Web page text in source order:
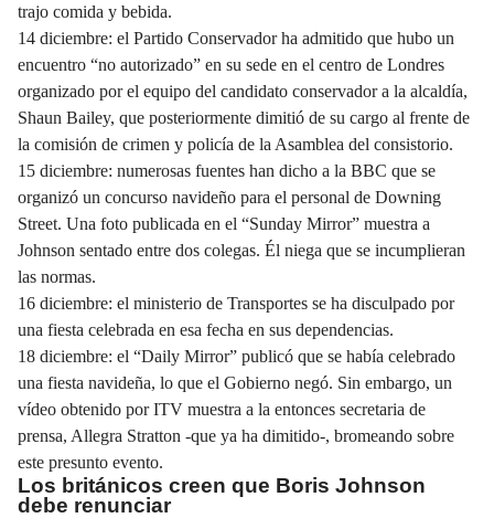
trajo comida y bebida.
14 diciembre: el Partido Conservador ha admitido que hubo un
encuentro “no autorizado” en su sede en el centro de Londres
organizado por el equipo del candidato conservador a la alcaldía,
Shaun Bailey, que posteriormente dimitió de su cargo al frente de
la comisión de crimen y policía de la Asamblea del consistorio.
15 diciembre: numerosas fuentes han dicho a la BBC que se
organizó un concurso navideño para el personal de Downing
Street. Una foto publicada en el “Sunday Mirror” muestra a
Johnson sentado entre dos colegas. Él niega que se incumplieran
las normas.
16 diciembre: el ministerio de Transportes se ha disculpado por
una fiesta celebrada en esa fecha en sus dependencias.
18 diciembre: el “Daily Mirror” publicó que se había celebrado
una fiesta navideña, lo que el Gobierno negó. Sin embargo, un
vídeo obtenido por ITV muestra a la entonces secretaria de
prensa, Allegra Stratton -que ya ha dimitido-, bromeando sobre
este presunto evento.
Los británicos creen que Boris Johnson
debe renunciar